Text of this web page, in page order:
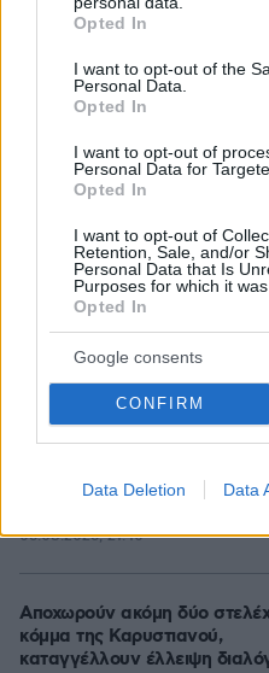
grant or deny consent to
use your data for below
consent section.
Opted In
I want to opt-out of the
Personal Data.
Opted In
I want to opt-out of
Personal Data for
Opted In
I want to opt-out of
Retention, Sale, and/or
Personal Data that Is
Purposes for which it was
Opted In
Google consents
CONFIRM
Data Deletion Data
οδύνης έγινε η αποτέφρωση
συντονιστή που σκοτώθηκε
σύγκρουση ελικοπτέρων
φωτογραφίες
06.08.2026, 20:03
Πέθανε το άσπρο κουτάβι που
Κεντρική Μακεδονία: Καλό
μικρέ, δείτε βίντεο
06.08.2026, 16:39
Προϊόν εργαστηρίου ή της
κορωνοϊός; Άλλα έλεγε
Φάουτσι και άλλα ιδιωτικά,
100 φορές να απαντήσει στο
Κογκρέσο
06.08.2026, 21:40
Αποχωρούν ακόμη δύο
κόμμα της Καρυστιανού,
καταγγέλλουν έλλειψη